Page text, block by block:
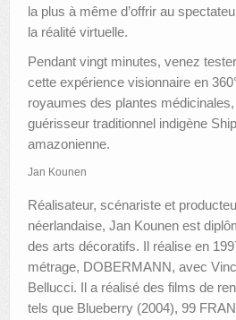
la plus à même d’offrir au
la réalité virtuelle.
Pendant vingt minutes, venez
cette expérience visionnaire en
royaumes des plantes
guérisseur traditionnel indigène
amazonienne.
Jan Kounen
Réalisateur, scénariste et
néerlandaise, Jan Kounen est
des arts décoratifs. Il réalise en
métrage, DOBERMANN, avec
Bellucci. Il a réalisé des films de
tels que Blueberry (2004), 99